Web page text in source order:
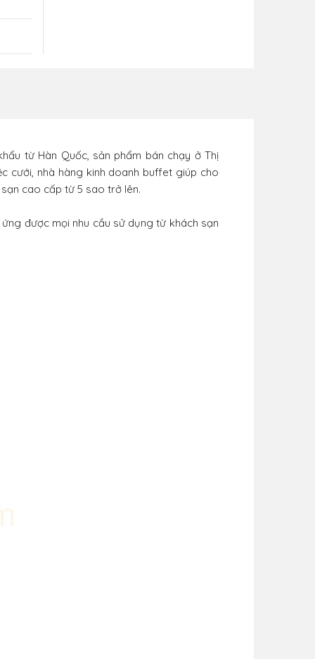
từ Hàn Quốc, sản phẩm bán chạy ở Thị
cưới, nhà hàng kinh doanh buffet giúp cho
cao cấp từ 5 sao trở lên.
được mọi nhu cầu sử dụng từ khách sạn